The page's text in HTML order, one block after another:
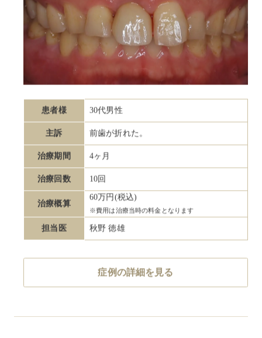
患者様 30代男性
主訴 前歯が折れた。
治療期間 4ヶ月
治療回数 10回
治療概算
60万円(税込)
※費用は治療当時の料金となります
担当医 秋野 徳雄
症例の詳細を見る